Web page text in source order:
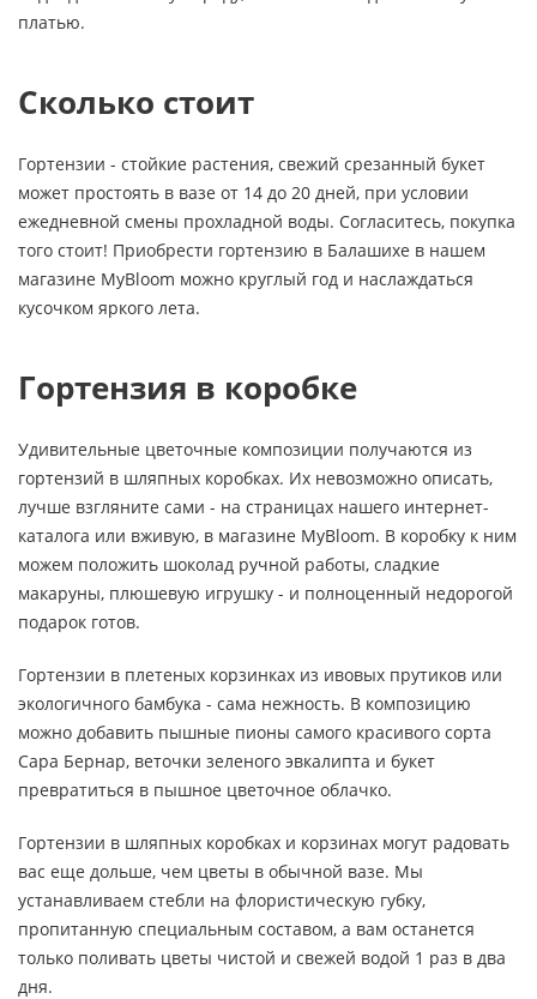
платью.
Сколько стоит
Гортензии - стойкие растения, свежий срезанный букет
может простоять в вазе от 14 до 20 дней, при условии
ежедневной смены прохладной воды. Согласитесь, покупка
того стоит! Приобрести гортензию в Балашихе в нашем
магазине MyBloom можно круглый год и наслаждаться
кусочком яркого лета.
Гортензия в коробке
Удивительные цветочные композиции получаются из
гортензий в шляпных коробках. Их невозможно описать,
лучше взгляните сами - на страницах нашего интернет-
каталога или вживую, в магазине MyBloom. В коробку к ним
можем положить шоколад ручной работы, сладкие
макаруны, плюшевую игрушку - и полноценный недорогой
подарок готов.
Гортензии в плетеных корзинках из ивовых прутиков или
экологичного бамбука - сама нежность. В композицию
можно добавить пышные пионы самого красивого сорта
Сара Бернар, веточки зеленого эвкалипта и букет
превратиться в пышное цветочное облачко.
Гортензии в шляпных коробках и корзинах могут радовать
вас еще дольше, чем цветы в обычной вазе. Мы
устанавливаем стебли на флористическую губку,
пропитанную специальным составом, а вам останется
только поливать цветы чистой и свежей водой 1 раз в два
дня.